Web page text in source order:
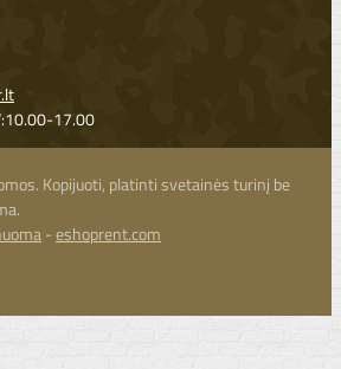
17.00
Kopijuoti, platinti svetainės turinį be
-eshoprent.com